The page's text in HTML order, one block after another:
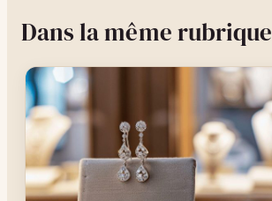
Dans la même rubrique